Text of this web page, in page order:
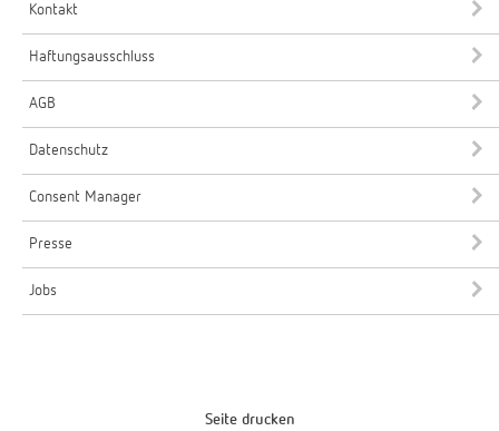
Kontakt
Haftungsausschluss
AGB
Datenschutz
Consent Manager
Presse
Jobs
Seite drucken